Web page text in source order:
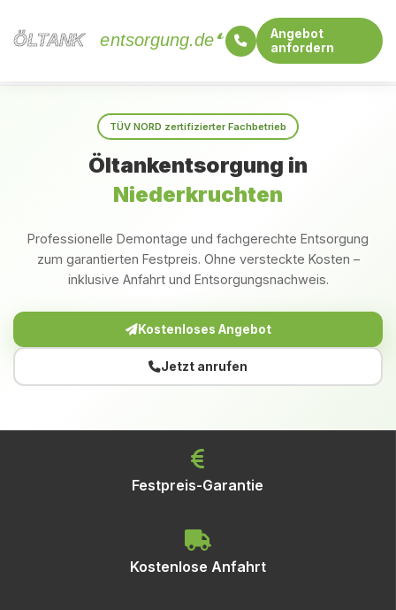
ÖLTANK
ÖLTANK entsorgung.de
Angebot
anfordern
TÜV NORD zertifizierter Fachbetrieb
Öltankentsorgung in
Niederkruchten
Professionelle Demontage und fachgerechte Entsorgung
zum garantierten Festpreis. Ohne versteckte Kosten –
inklusive Anfahrt und Entsorgungsnachweis.
Kostenloses Angebot
Jetzt anrufen
Festpreis-Garantie
Kostenlose Anfahrt